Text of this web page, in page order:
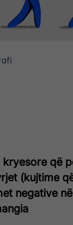
që
(kujtime
negative